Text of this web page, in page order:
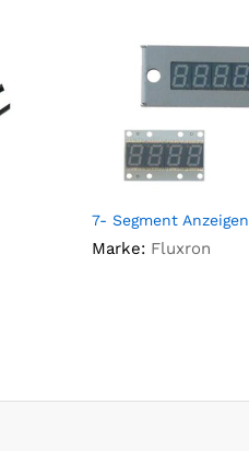
7- Segment Anzeigen
Marke: Fluxron